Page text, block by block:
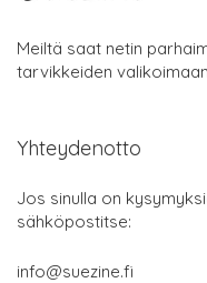
Meiltä saat netin
tarvikkeiden
Yhteydenotto
Jos sinulla on
sähköpostitse:
info@suezine.fi